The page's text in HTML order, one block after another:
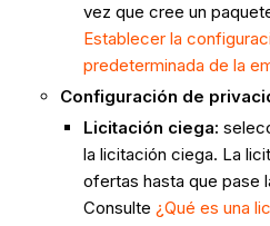
vez que cree un
Establecer la
predeterminada de la
Configuración de
Licitación ciega:
la licitación ciega. La
ofertas hasta que pase
Consulte ¿Qué es una